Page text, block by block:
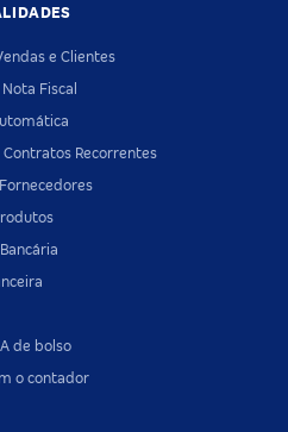
e Clientes
Fiscal
Recorrentes
de bolso
o contador